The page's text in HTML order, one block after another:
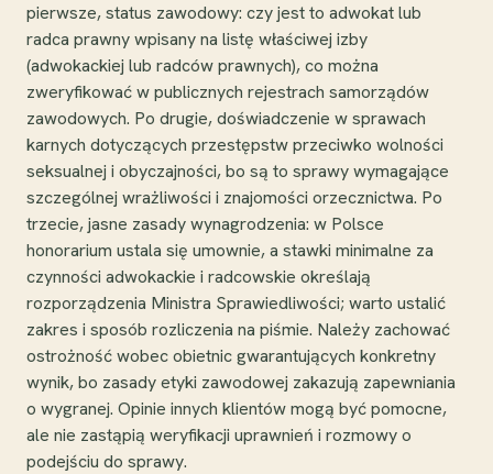
pierwsze, status zawodowy: czy jest to adwokat lub
radca prawny wpisany na listę właściwej izby
(adwokackiej lub radców prawnych), co można
zweryfikować w publicznych rejestrach samorządów
zawodowych. Po drugie, doświadczenie w sprawach
karnych dotyczących przestępstw przeciwko wolności
seksualnej i obyczajności, bo są to sprawy wymagające
szczególnej wrażliwości i znajomości orzecznictwa. Po
trzecie, jasne zasady wynagrodzenia: w Polsce
honorarium ustala się umownie, a stawki minimalne za
czynności adwokackie i radcowskie określają
rozporządzenia Ministra Sprawiedliwości; warto ustalić
zakres i sposób rozliczenia na piśmie. Należy zachować
ostrożność wobec obietnic gwarantujących konkretny
wynik, bo zasady etyki zawodowej zakazują zapewniania
o wygranej. Opinie innych klientów mogą być pomocne,
ale nie zastąpią weryfikacji uprawnień i rozmowy o
podejściu do sprawy.